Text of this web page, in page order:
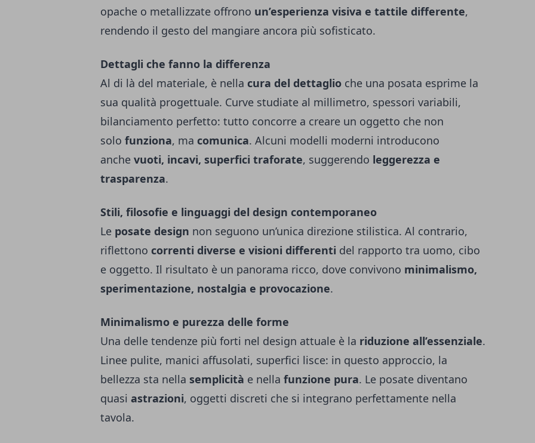
opache o metallizzate offrono un’esperienza visiva e tattile differente,
rendendo il gesto del mangiare ancora più sofisticato.
Dettagli che fanno la differenza
Al di là del materiale, è nella cura del dettaglio che una posata esprime la
sua qualità progettuale. Curve studiate al millimetro, spessori variabili,
bilanciamento perfetto: tutto concorre a creare un oggetto che non
solo funziona, ma comunica. Alcuni modelli moderni introducono
anche vuoti, incavi, superfici traforate, suggerendo leggerezza e
trasparenza.
Stili, filosofie e linguaggi del design contemporaneo
Le posate design non seguono un’unica direzione stilistica. Al contrario,
riflettono correnti diverse e visioni differenti del rapporto tra uomo, cibo
e oggetto. Il risultato è un panorama ricco, dove convivono minimalismo,
sperimentazione, nostalgia e provocazione.
Minimalismo e purezza delle forme
Una delle tendenze più forti nel design attuale è la riduzione all’essenziale.
Linee pulite, manici affusolati, superfici lisce: in questo approccio, la
bellezza sta nella semplicità e nella funzione pura. Le posate diventano
quasi astrazioni, oggetti discreti che si integrano perfettamente nella
tavola.